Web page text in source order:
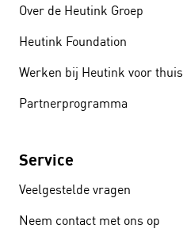
Over de Heutink Groep
Heutink Foundation
Werken bij Heutink voor thuis
Partnerprogramma
Service
Veelgestelde vragen
Neem contact met ons op